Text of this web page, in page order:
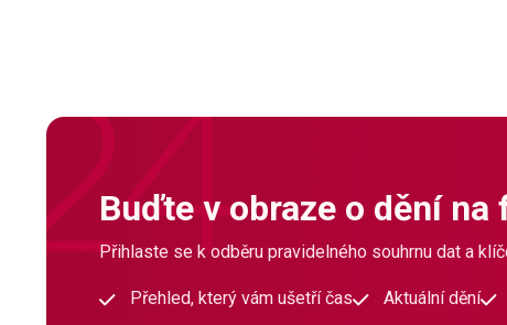
Buďte v obraze o dění
Přihlaste se k odběru pravidelného souhrnu dat a
Přehled, který vám ušetří čas Aktuální dění